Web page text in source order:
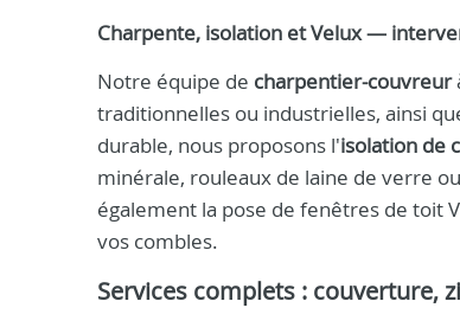
Charpente, isolation et Velux —
Notre équipe de charpentier-couvreur
traditionnelles ou industrielles, ainsi
durable, nous proposons l'isolation de
minérale, rouleaux de laine de verre
également la pose de fenêtres de toit
vos combles.
Services complets : couverture,